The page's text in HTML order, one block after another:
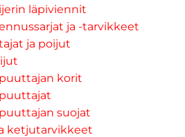
läpiviennit
ja -tarvikkeet
ja poijut
korit
suojat
ketjutarvikkeet